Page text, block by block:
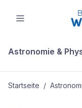
Astronomie &
Startseite /